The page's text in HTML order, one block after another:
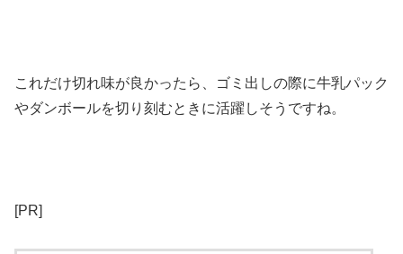
これだけ切れ味が良かったら、ゴミ出しの際に牛乳パック
やダンボールを切り刻むときに活躍しそうですね。
[PR]